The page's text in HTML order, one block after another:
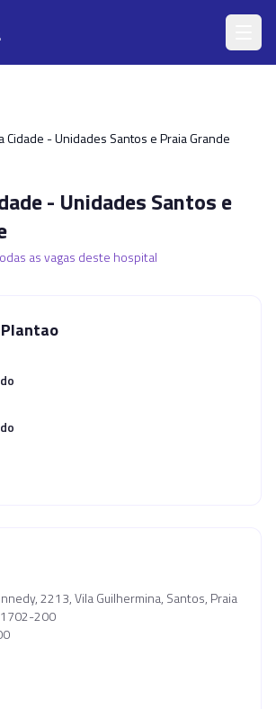
- Unidades Santos e Praia Grande
- Unidades Santos e
as vagas deste hospital
2213, Vila Guilhermina, Santos, Praia
200